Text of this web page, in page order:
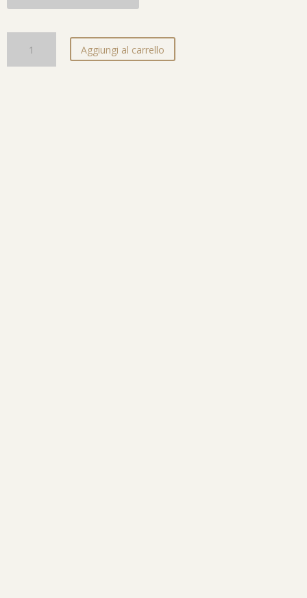
M’Arte Extra Brut quantità
Aggiungi al carrello